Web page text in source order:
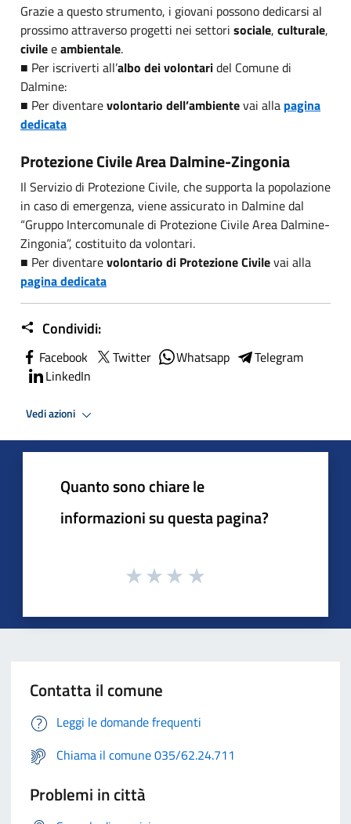
Grazie a questo strumento, i giovani possono dedicarsi al
prossimo attraverso progetti nei settori sociale, culturale,
civileeambientale.
■ Per iscriverti all’albo dei volontaridel Comune di
Dalmine:
■ Per diventarevolontario dell’ambientevai alla pagina
dedicata
Protezione Civile Area Dalmine-Zingonia
Il Servizio di Protezione Civile, che supporta la popolazione
in caso di emergenza, viene assicurato in Dalmine dal
“Gruppo Intercomunale di Protezione Civile Area Dalmine-
Zingonia”, costituito da volontari.
■ Per diventarevolontario di Protezione Civilevai alla
pagina dedicata
Condividi:
Facebook Twitter Whatsapp
Telegram
LinkedIn
Vedi azioni
Quanto sono chiare le
informazioni su questa pagina?
Contatta il comune
Leggi le domande frequenti
Chiama il comune 035/62.24.711
Problemi in città